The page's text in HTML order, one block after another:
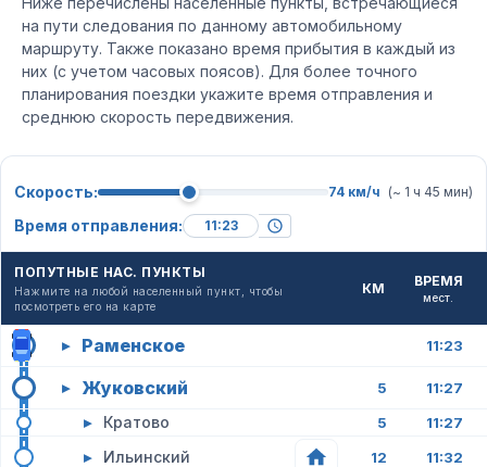
на пути следования по данному автомобильному
маршруту. Также показано время прибытия в каждый из
них (с учетом часовых поясов). Для более точного
планирования поездки укажите время отправления и
среднюю скорость передвижения.
Скорость: 74 км/ч (~ 1 ч 45 мин)
Время отправления:
ПОПУТНЫЕ НАС. ПУНКТЫ
Нажмите на любой населенный пункт, чтобы
посмотреть его на карте
КМ ВРЕМЯ
мест.
▸ Раменское 11:23
▸ Жуковский 5 11:27
▸ Кратово 5 11:27
▸ Ильинский 12 11:32